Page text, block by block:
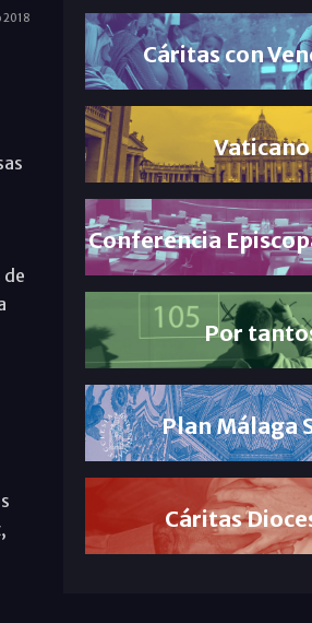
2018
de
Cáritas con
Vaticano
Conferencia
Por
Plan Málaga
Cáritas